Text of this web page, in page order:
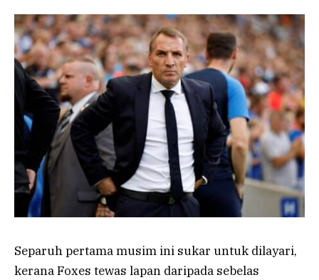
Separuh pertama musim ini sukar untuk dilayari,
kerana Foxes tewas lapan daripada sebelas